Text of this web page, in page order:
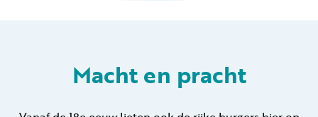
Macht en pracht